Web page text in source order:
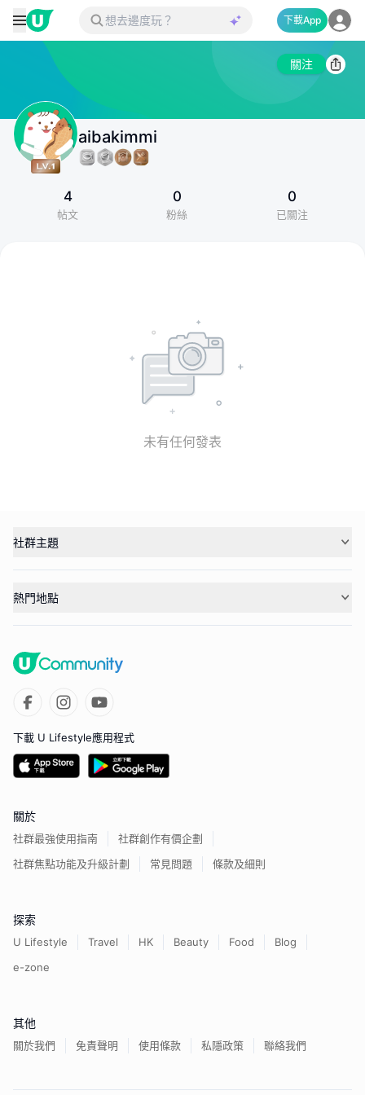
下載App
關注
aibakimmi
4
帖文
0
粉絲
0
已關注
未有任何發表
社群主題
熱門地點
下載 U Lifestyle應用程式
關於
社群最強使用指南
社群創作有價企劃
社群焦點功能及升級計劃
常見問題 條款及細則
探索
U Lifestyle Travel HK Beauty Food
Blog
e-zone
其他
關於我們 免責聲明 使用條款 私隱政策 聯絡我們